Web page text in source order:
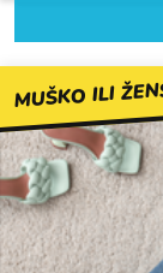
MUŠKO ILI